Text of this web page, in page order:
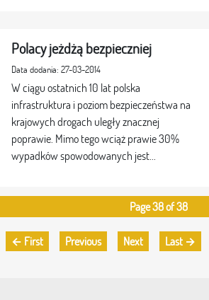
Polacy jeżdżą bezpieczniej
Data dodania: 27-03-2014
W ciągu ostatnich 10 lat polska
infrastruktura i poziom bezpieczeństwa na
krajowych drogach uległy znacznej
poprawie. Mimo tego wciąż prawie 30%
wypadków spowodowanych jest...
Page 38 of 38
← First Previous Next Last →